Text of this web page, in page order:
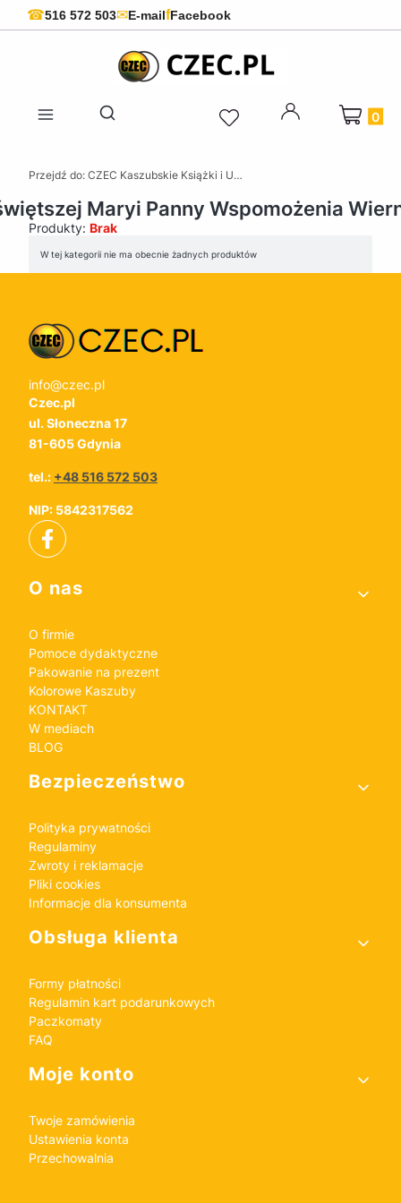
☎516 572 503✉E-mailfFacebook
Otwórz wyszukiwarkę
Produkty
Przejdź do: CZEC Kaszubskie Książki i Upominki - Pamiątki z Kaszub
Maryi Panny Wspomożenia
Produkty: Brak
Lista produktów
W tej kategorii nie ma obecnie żadnych produktów
info@czec.pl
Czec.pl
ul. Słoneczna 17
81-605 Gdynia
tel.: +48 516 572 503
NIP: 5842317562
Linki w stopce
O nas
O firmie
Pomoce dydaktyczne
Pakowanie na prezent
Kolorowe Kaszuby
KONTAKT
W mediach
BLOG
Bezpieczeństwo
Polityka prywatności
Regulaminy
Zwroty i reklamacje
Pliki cookies
Informacje dla konsumenta
Obsługa klienta
Formy płatności
Regulamin kart podarunkowych
Paczkomaty
FAQ
Moje konto
Twoje zamówienia
Ustawienia konta
Przechowalnia